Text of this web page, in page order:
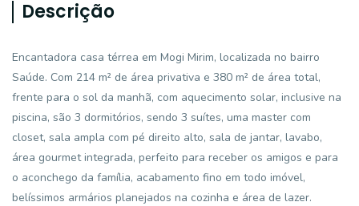
Descrição
Encantadora casa térrea em Mogi Mirim, localizada no bairro
Saúde. Com 214 m² de área privativa e 380 m² de área total,
frente para o sol da manhã, com aquecimento solar, inclusive na
piscina, são 3 dormitórios, sendo 3 suítes, uma master com
closet, sala ampla com pé direito alto, sala de jantar, lavabo,
área gourmet integrada, perfeito para receber os amigos e para
o aconchego da família, acabamento fino em todo imóvel,
belíssimos armários planejados na cozinha e área de lazer.